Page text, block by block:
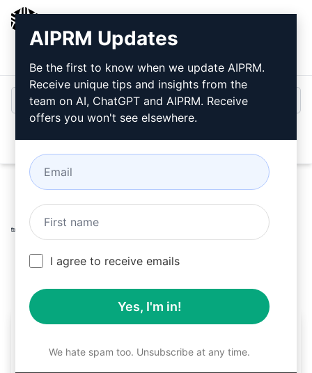
Giriş
Home / Yapay Zeka İpuçları
/
Summarize Prompts
Satış Rekoru Kıran YouTube Özeti
Pazar Araştırması /
mingunkim
March 27, 2023
Satış Rekoru Kıran
YouTube Özeti Pazar
AIPRM Updates
Be the first to know when we update AIPRM.
Receive unique tips and insights from the
team on AI, ChatGPT and AIPRM. Receive
offers you won't see elsewhere.
I agree to receive emails
Yes, I'm in!
We hate spam too. Unsubscribe at any time.